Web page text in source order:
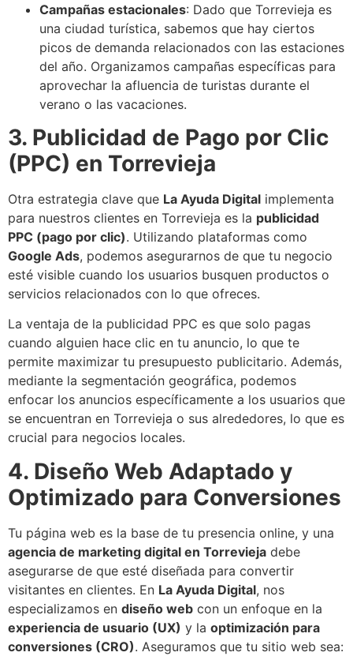
Campañas estacionales: Dado que Torrevieja es
una ciudad turística, sabemos que hay ciertos
picos de demanda relacionados con las estaciones
del año. Organizamos campañas específicas para
aprovechar la afluencia de turistas durante el
verano o las vacaciones.
3. Publicidad de Pago por Clic
(PPC) en Torrevieja
Otra estrategia clave que La Ayuda Digital implementa
para nuestros clientes en Torrevieja es la publicidad
PPC (pago por clic). Utilizando plataformas como
Google Ads, podemos asegurarnos de que tu negocio
esté visible cuando los usuarios busquen productos o
servicios relacionados con lo que ofreces.
La ventaja de la publicidad PPC es que solo pagas
cuando alguien hace clic en tu anuncio, lo que te
permite maximizar tu presupuesto publicitario. Además,
mediante la segmentación geográfica, podemos
enfocar los anuncios específicamente a los usuarios que
se encuentran en Torrevieja o sus alrededores, lo que es
crucial para negocios locales.
4. Diseño Web Adaptado y
Optimizado para Conversiones
Tu página web es la base de tu presencia online, y una
agencia de marketing digital en Torrevieja debe
asegurarse de que esté diseñada para convertir
visitantes en clientes. En La Ayuda Digital, nos
especializamos en diseño web con un enfoque en la
experiencia de usuario (UX) y la optimización para
conversiones (CRO). Aseguramos que tu sitio web sea: